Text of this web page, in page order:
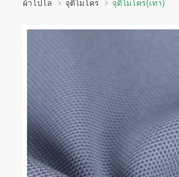
ผ้าโปโล จุติไมโคร จุติไมโคร(เทา)